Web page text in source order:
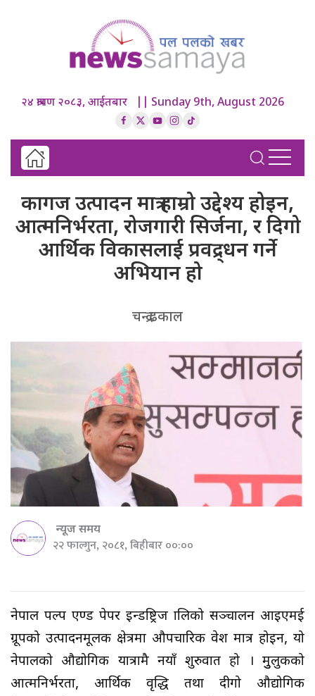
२४ श्रावण २०८३, आईतबार || Sunday 9th, August 2026
कागज उत्पादन मात्र हाम्रो उद्देश्य होइन,
आत्मनिर्भरता, रोजगारी सिर्जना, र दिगो
आर्थिक विकासलाई प्रवद्र्धन गर्ने
अभियान हो
चन्द्र ढकाल
न्यूज समय
२२ फाल्गुन, २०८१, बिहीबार ००:००
नेपाल पल्प एण्ड पेपर इन्डष्ट्रिज प्रालिको सञ्चालन आइएमई
ग्रूपको उत्पादनमूलक क्षेत्रमा औपचारिक प्रवेश मात्र होइन, यो
नेपालको औद्योगिक यात्रामै नयाँ शुरुवात हो । मुुलुकको
आत्मनिर्भरता, आर्थिक वृद्धि तथा दीगो औद्योगिक